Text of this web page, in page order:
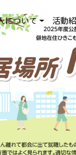
について 活動